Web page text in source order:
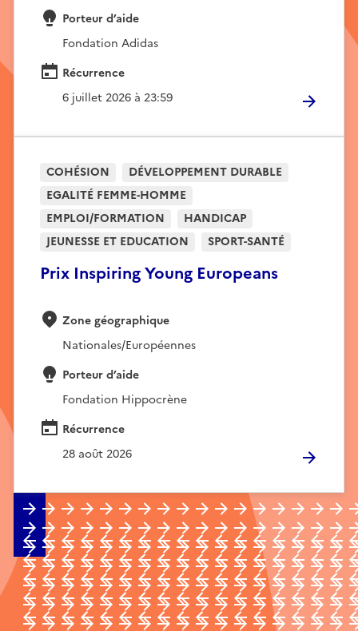
Porteur d’aide
Fondation Adidas
Récurrence
6 juillet 2026 à 23:59
Prix Inspiring Young Europeans
COHÉSION
DÉVELOPPEMENT DURABLE
EGALITÉ FEMME-HOMME
EMPLOI/FORMATION
HANDICAP
JEUNESSE ET EDUCATION
SPORT-SANTÉ
Zone géographique
Nationales/Européennes
Porteur d’aide
Fondation Hippocrène
Récurrence
28 août 2026